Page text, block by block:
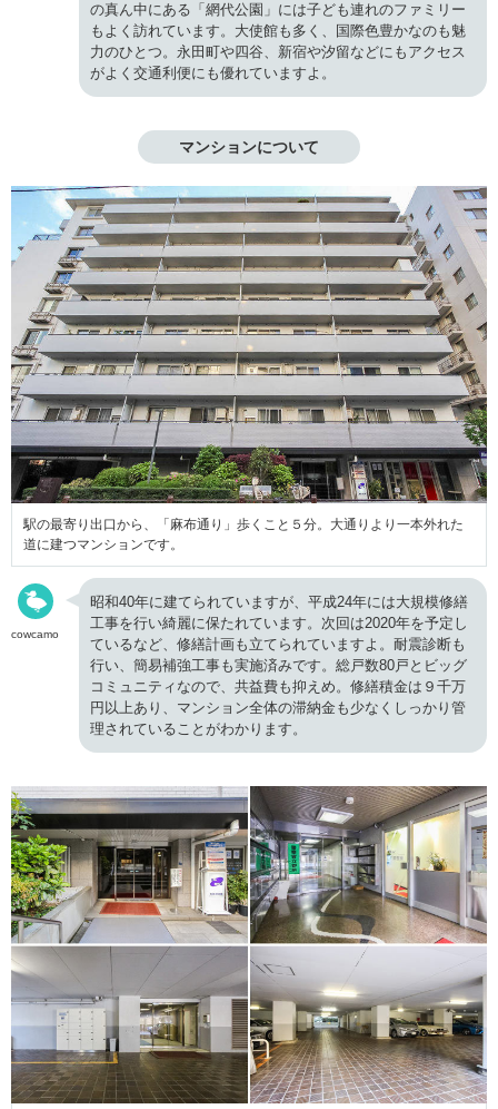
の真ん中にある「網代公園」には子ども連れのファミリー
もよく訪れています。大使館も多く、国際色豊かなのも魅
力のひとつ。永田町や四谷、新宿や汐留などにもアクセス
がよく交通利便にも優れていますよ。
マンションについて
駅の最寄り出口から、「麻布通り」歩くこと５分。大通りより一本外れた
道に建つマンションです。
cowcamo
昭和40年に建てられていますが、平成24年には大規模修繕
工事を行い綺麗に保たれています。次回は2020年を予定し
ているなど、修繕計画も立てられていますよ。耐震診断も
行い、簡易補強工事も実施済みです。総戸数80戸とビッグ
コミュニティなので、共益費も抑えめ。修繕積金は９千万
円以上あり、マンション全体の滞納金も少なくしっかり管
理されていることがわかります。